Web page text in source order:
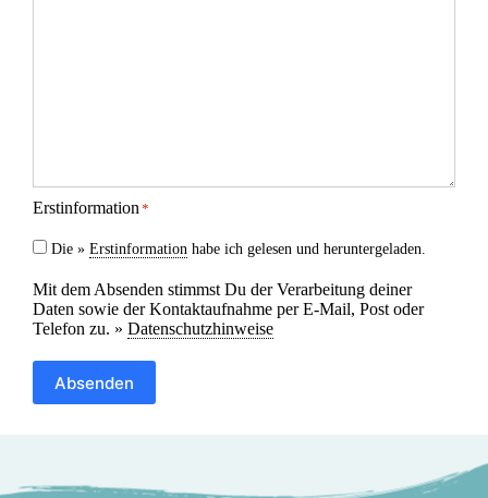
Erstinformation *
Die » Erstinformation habe ich gelesen und heruntergeladen.
Mit dem Absenden stimmst Du der Verarbeitung deiner
Daten sowie der Kontaktaufnahme per E-Mail, Post oder
Telefon zu. » Datenschutzhinweise
Absenden